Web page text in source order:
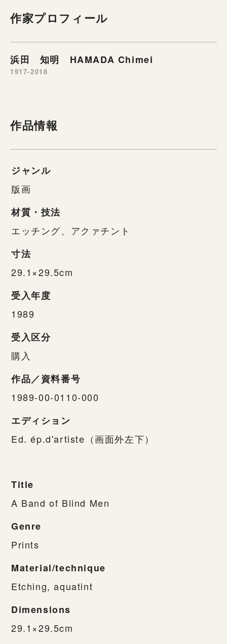
作家プロフィール
浜田 知明 HAMADA Chimei
1917-2018
作品情報
ジャンル
版画
材質・技法
エッチング、アクァチント
寸法
29.1×29.5cm
受入年度
1989
受入区分
購入
作品／資料番号
1989-00-0110-000
エディション
Ed. ép.d'artiste（画面外左下）
Title
A Band of Blind Men
Genre
Prints
Material/technique
Etching, aquatint
Dimensions
29.1×29.5cm